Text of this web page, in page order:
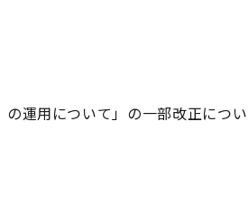
運用について」の一部改正につ